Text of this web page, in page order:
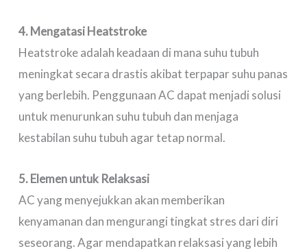
4. Mengatasi Heatstroke
Heatstroke adalah keadaan di mana suhu tubuh
meningkat secara drastis akibat terpapar suhu panas
yang berlebih. Penggunaan AC dapat menjadi solusi
untuk menurunkan suhu tubuh dan menjaga
kestabilan suhu tubuh agar tetap normal.
5. Elemen untuk Relaksasi
AC yang menyejukkan akan memberikan
kenyamanan dan mengurangi tingkat stres dari diri
seseorang. Agar mendapatkan relaksasi yang lebih